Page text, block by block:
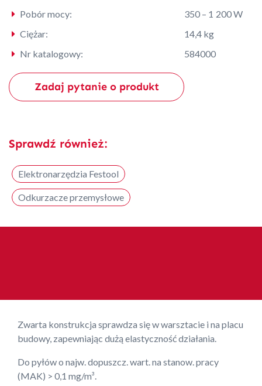
Pobór mocy:
350 – 1 200 W
Ciężar:
14,4 kg
Nr katalogowy:
584000
Zadaj pytanie o produkt
Sprawdź również:
Elektronarzędzia Festool
Odkurzacze przemysłowe
Zwarta konstrukcja sprawdza się w warsztacie i na placu
budowy, zapewniając dużą elastyczność działania.
Do pyłów o najw. dopuszcz. wart. na stanow. pracy
(MAK) > 0,1 mg/m³.